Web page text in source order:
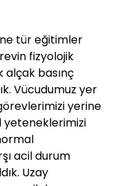
tür eğitimler
fizyolojik
alçak basınç
Vücudumuz yer
yerine
yeteneklerimizi
acil durum
Uzay